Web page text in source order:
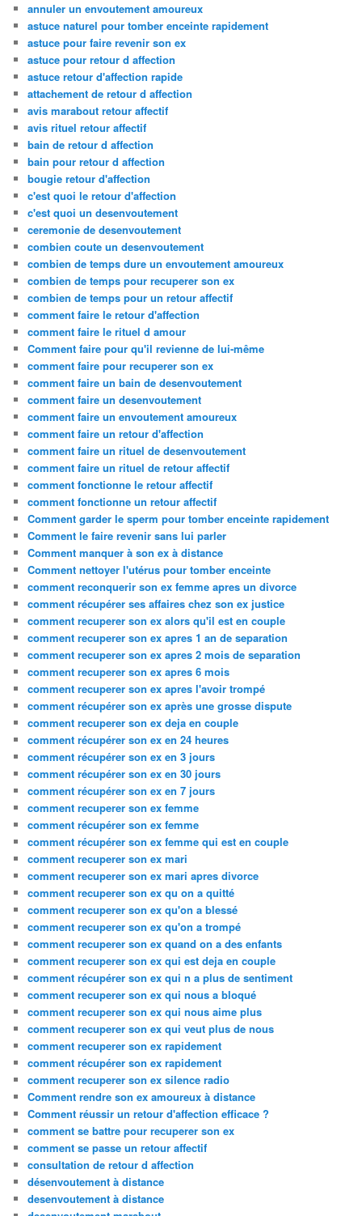
annuler un envoutement amoureux
astuce naturel pour tomber enceinte rapidement
astuce pour faire revenir son ex
astuce pour retour d affection
astuce retour d'affection rapide
attachement de retour d affection
avis marabout retour affectif
avis rituel retour affectif
bain de retour d affection
bain pour retour d affection
bougie retour d'affection
c'est quoi le retour d'affection
c'est quoi un desenvoutement
ceremonie de desenvoutement
combien coute un desenvoutement
combien de temps dure un envoutement amoureux
combien de temps pour recuperer son ex
combien de temps pour un retour affectif
comment faire le retour d'affection
comment faire le rituel d amour
Comment faire pour qu'il revienne de lui-même
comment faire pour recuperer son ex
comment faire un bain de desenvoutement
comment faire un desenvoutement
comment faire un envoutement amoureux
comment faire un retour d'affection
comment faire un rituel de desenvoutement
comment faire un rituel de retour affectif
comment fonctionne le retour affectif
comment fonctionne un retour affectif
Comment garder le sperm pour tomber enceinte rapidement
Comment le faire revenir sans lui parler
Comment manquer à son ex à distance
Comment nettoyer l'utérus pour tomber enceinte
comment reconquerir son ex femme apres un divorce
comment récupérer ses affaires chez son ex justice
comment recuperer son ex alors qu'il est en couple
comment recuperer son ex apres 1 an de separation
comment recuperer son ex apres 2 mois de separation
comment recuperer son ex apres 6 mois
comment recuperer son ex apres l'avoir trompé
comment récupérer son ex après une grosse dispute
comment recuperer son ex deja en couple
comment récupérer son ex en 24 heures
comment récupérer son ex en 3 jours
comment récupérer son ex en 30 jours
comment récupérer son ex en 7 jours
comment recuperer son ex femme
comment récupérer son ex femme
comment récupérer son ex femme qui est en couple
comment recuperer son ex mari
comment recuperer son ex mari apres divorce
comment recuperer son ex qu on a quitté
comment recuperer son ex qu'on a blessé
comment recuperer son ex qu'on a trompé
comment recuperer son ex quand on a des enfants
comment recuperer son ex qui est deja en couple
comment récupérer son ex qui n a plus de sentiment
comment recuperer son ex qui nous a bloqué
comment recuperer son ex qui nous aime plus
comment recuperer son ex qui veut plus de nous
comment recuperer son ex rapidement
comment récupérer son ex rapidement
comment recuperer son ex silence radio
Comment rendre son ex amoureux à distance
Comment réussir un retour d'affection efficace ?
comment se battre pour recuperer son ex
comment se passe un retour affectif
consultation de retour d affection
désenvoutement à distance
desenvoutement à distance